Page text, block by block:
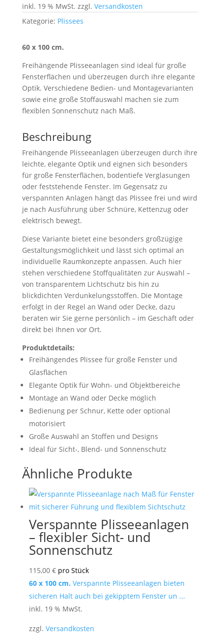
inkl. 19 % MwSt. zzgl. Versandkosten
Kategorie: Plissees
60 x 100 cm.
Freihängende Plisseeanlagen sind ideal für große
Fensterflächen und überzeugen durch ihre elegante
Optik. Verschiedene Bedien- und Montagevarianten
sowie eine große Stoffauswahl machen sie zum
flexiblen Sonnenschutz nach Maß.
Beschreibung
Freihängende Plisseeanlagen überzeugen durch ihre
leichte, elegante Optik und eignen sich besonders
für große Fensterflächen, bodentiefe Verglasungen
oder feststehende Fenster. Im Gegensatz zu
verspannten Anlagen hängt das Plissee frei und wird
je nach Ausführung über Schnüre, Kettenzug oder
elektrisch bewegt.
Diese Variante bietet eine besonders großzügige
Gestaltungsmöglichkeit und lässt sich optimal an
individuelle Raumkonzepte anpassen. Auch hier
stehen verschiedene Stoffqualitäten zur Auswahl –
von transparentem Lichtschutz bis hin zu
blickdichten Verdunkelungsstoffen. Die Montage
erfolgt in der Regel an Wand oder Decke, dazu
beraten wir Sie gerne persönlich – im Geschäft oder
direkt bei Ihnen vor Ort.
Produktdetails:
Freihängendes Plissee für große Fenster und
Glasflächen
Elegante Optik für Wohn- und Objektbereiche
Montage an Wand oder Decke möglich
Bedienung per Schnur, Kette oder optional
motorisiert
Große Auswahl an Stoffen und Designs
Ideal für Sicht-, Blend- und Sonnenschutz
Ähnliche Produkte
Verspannte Plisseeanlagen
– flexibler Sicht- und
Sonnenschutz
115,00 € pro Stück
60 x 100 cm. Verspannte Plisseeanlagen bieten
sicheren Halt auch bei gekipptem Fenster un ...
inkl. 19 % MwSt.
zzgl. Versandkosten